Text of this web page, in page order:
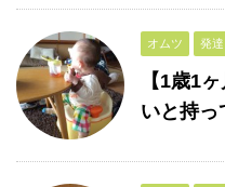
オムツ 発達
【1歳1
いと持っ